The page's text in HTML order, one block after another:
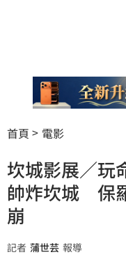
首頁 電影
坎城影展／玩
帥炸坎城 保
崩
記者 蒲世芸 報導